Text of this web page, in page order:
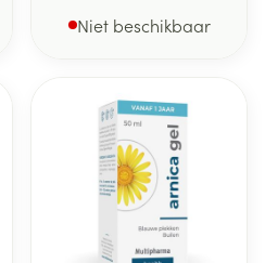
Niet beschikbaar